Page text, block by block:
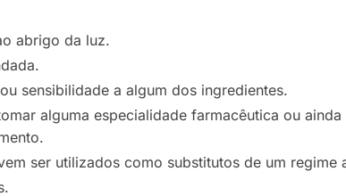
abrigo da luz.
sensibilidade a algum dos ingredientes.
alguma especialidade farmacêutica ou
ser utilizados como substitutos de um